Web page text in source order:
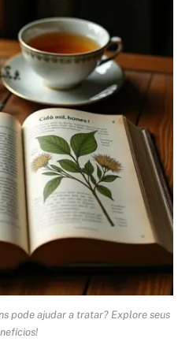
pode ajudar a tratar? Explore seus